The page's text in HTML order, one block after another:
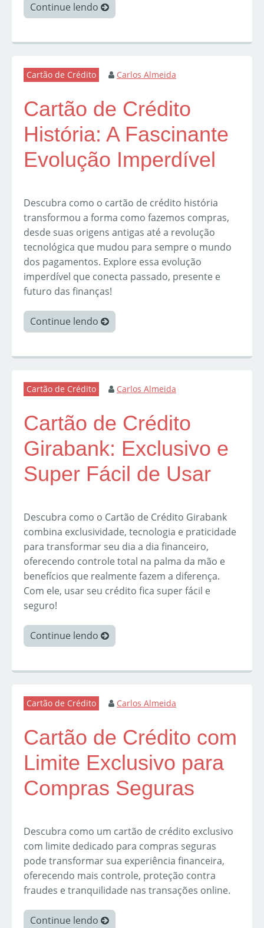
Continue lendo
Cartão de Crédito Carlos Almeida
Cartão de Crédito
História: A Fascinante
Evolução Imperdível
Descubra como o cartão de crédito história
transformou a forma como fazemos compras,
desde suas origens antigas até a revolução
tecnológica que mudou para sempre o mundo
dos pagamentos. Explore essa evolução
imperdível que conecta passado, presente e
futuro das finanças!
Continue lendo
Cartão de Crédito Carlos Almeida
Cartão de Crédito
Girabank: Exclusivo e
Super Fácil de Usar
Descubra como o Cartão de Crédito Girabank
combina exclusividade, tecnologia e praticidade
para transformar seu dia a dia financeiro,
oferecendo controle total na palma da mão e
benefícios que realmente fazem a diferença.
Com ele, usar seu crédito fica super fácil e
seguro!
Continue lendo
Cartão de Crédito Carlos Almeida
Cartão de Crédito com
Limite Exclusivo para
Compras Seguras
Descubra como um cartão de crédito exclusivo
com limite dedicado para compras seguras
pode transformar sua experiência financeira,
oferecendo mais controle, proteção contra
fraudes e tranquilidade nas transações online.
Continue lendo